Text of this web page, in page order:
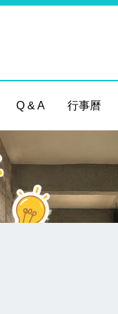
Q & A 行事曆